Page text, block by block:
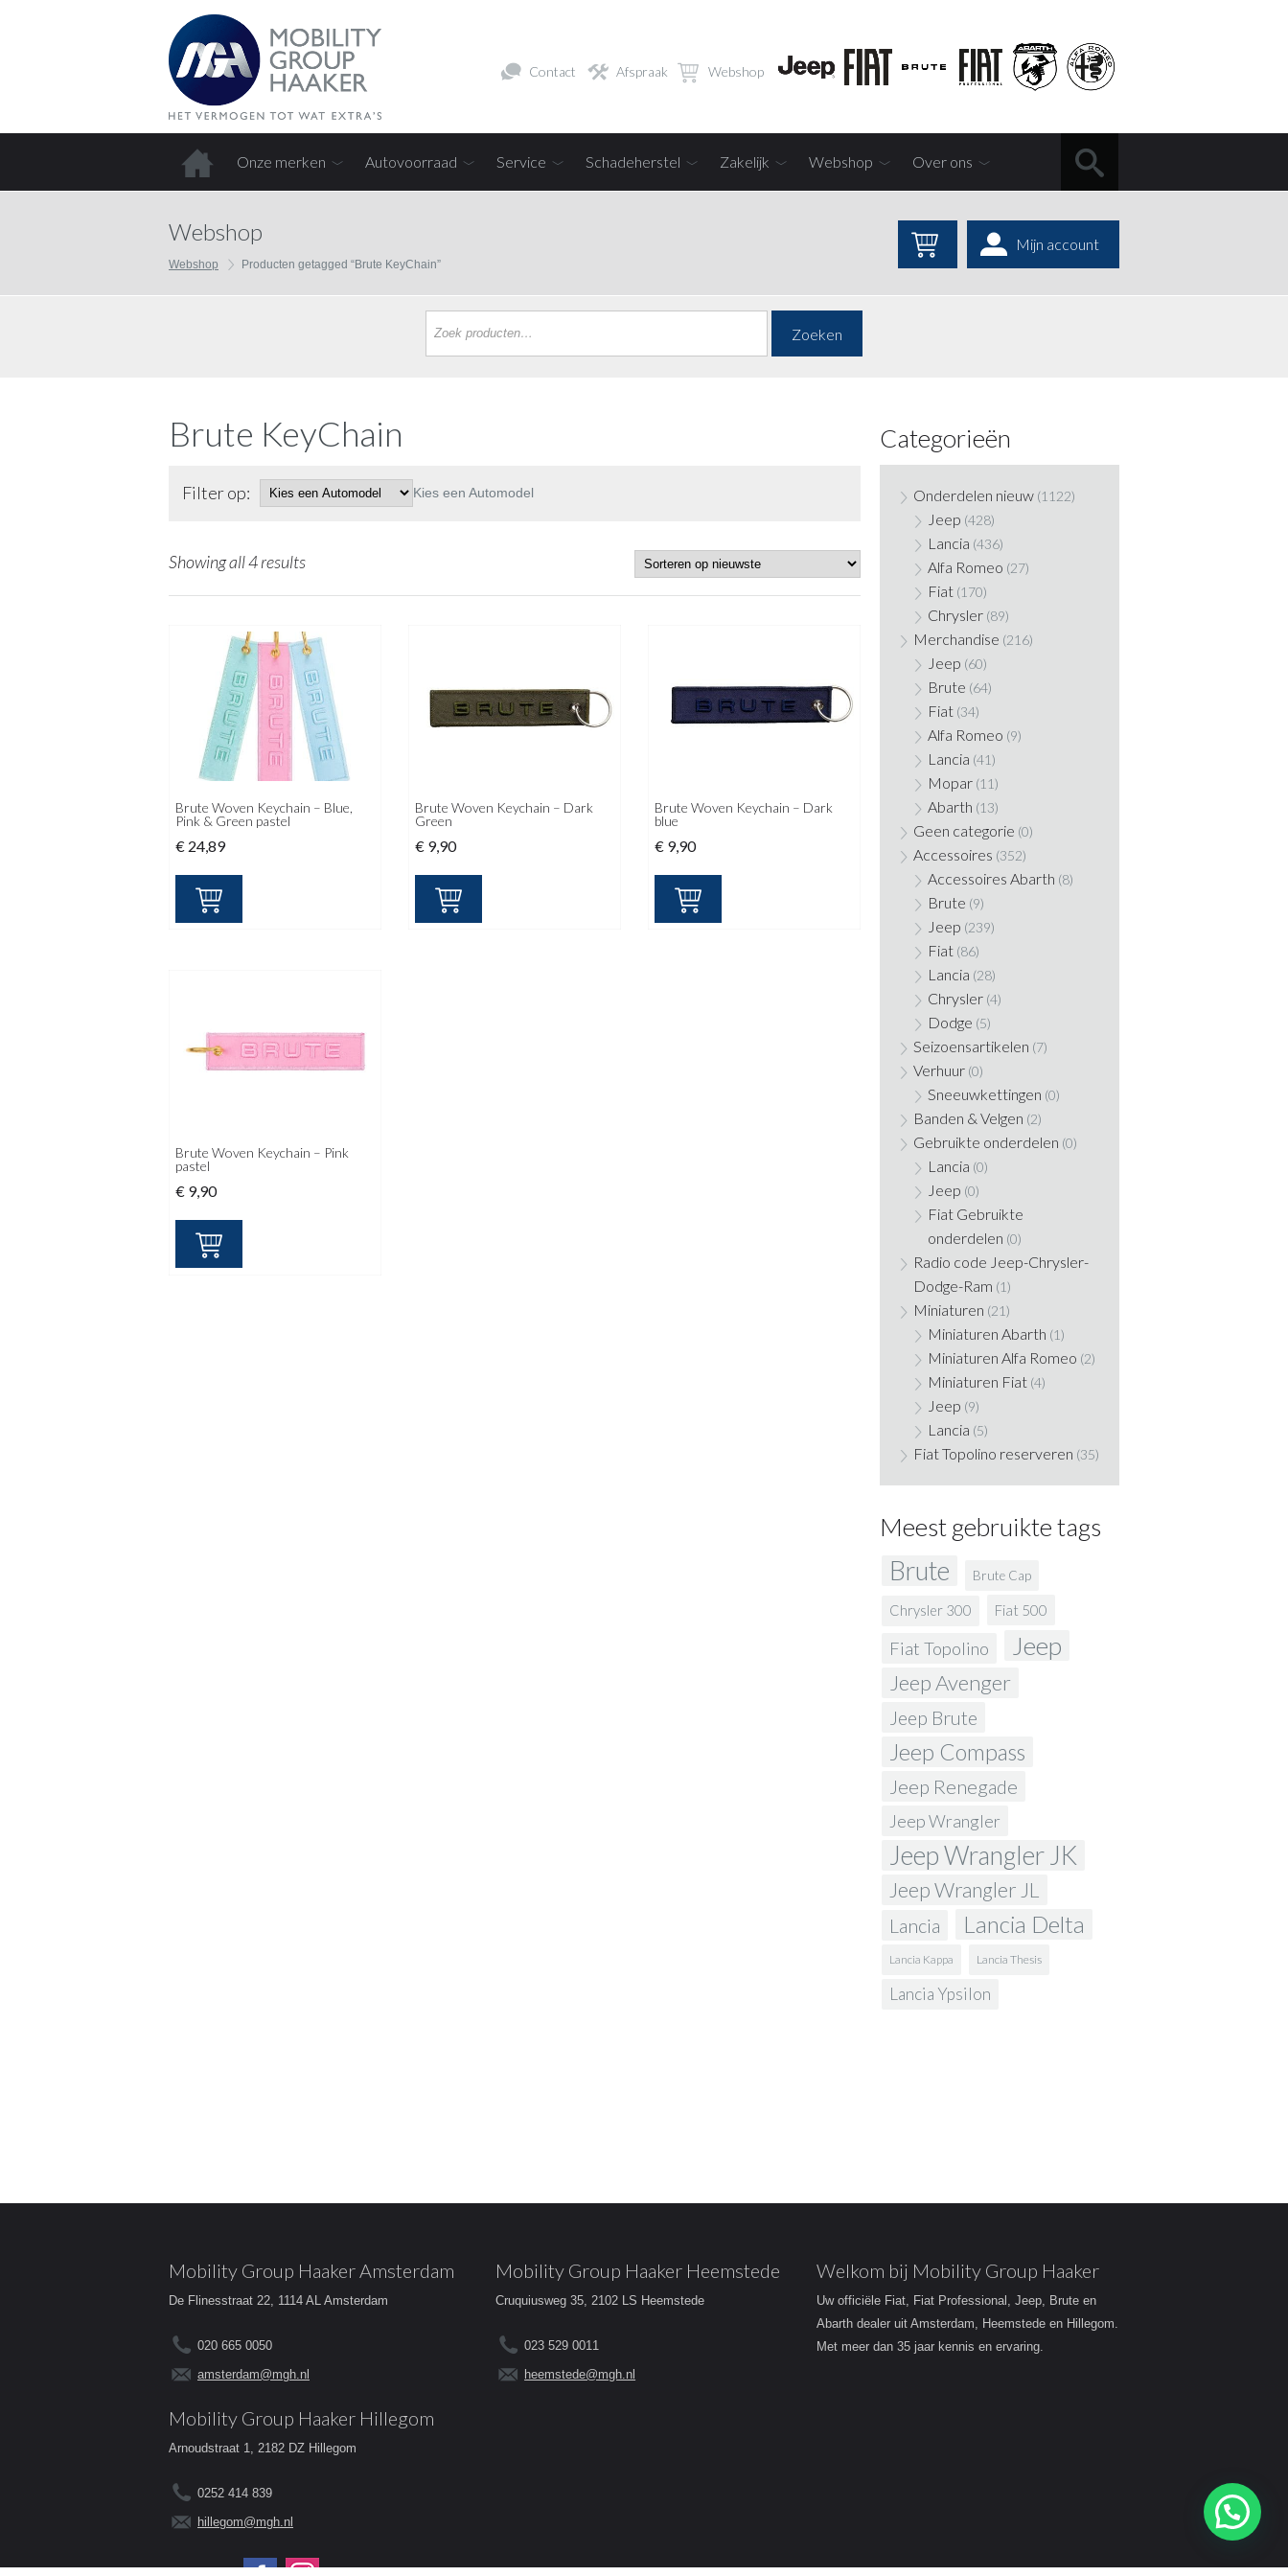
Contact Afspraak Webshop
Onze merken Autovoorraad Service Schadeherstel Zakelijk Webshop Over ons
Webshop
Webshop Producten getagged “Brute KeyChain”
Mijn account
Zoeken
Brute KeyChain
Filter op: Kies een Automodel
Showing all 4 results
Brute Woven Keychain – Blue,
Pink & Green pastel
€ 24,89
Brute Woven Keychain – Dark
Green
€ 9,90
Brute Woven Keychain – Dark
blue
€9,90
Brute Woven Keychain – Pink
pastel
€ 9,90
Categorieën
Onderdelen nieuw (1122)
Jeep (428)
Lancia (436)
Alfa Romeo (27)
Fiat (170)
Chrysler (89)
Merchandise (216)
Jeep (60)
Brute (64)
Fiat (34)
Alfa Romeo (9)
Lancia (41)
Mopar (11)
Abarth (13)
Geen categorie (0)
Accessoires (352)
Accessoires Abarth (8)
Brute (9)
Jeep (239)
Fiat (86)
Lancia (28)
Chrysler (4)
Dodge (5)
Seizoensartikelen (7)
Verhuur (0)
Sneeuwkettingen (0)
Banden & Velgen (2)
Gebruikte onderdelen (0)
Lancia (0)
Jeep (0)
Fiat Gebruikte
onderdelen (0)
Radio code Jeep-Chrysler-
Dodge-Ram (1)
Miniaturen (21)
Miniaturen Abarth (1)
Miniaturen Alfa Romeo (2)
Miniaturen Fiat (4)
Jeep (9)
Lancia (5)
Fiat Topolino reserveren (35)
Meest gebruikte tags
Brute Brute Cap
Chrysler 300 Fiat 500
Fiat Topolino Jeep
Jeep Avenger
Jeep Brute
Jeep Compass
Jeep Renegade
Jeep Wrangler
Jeep Wrangler JK
Jeep Wrangler JL
Lancia Lancia Delta
Lancia Kappa Lancia Thesis
Lancia Ypsilon
Mobility Group Haaker Amsterdam
De Flinesstraat 22, 1114 AL Amsterdam
020 665 0050
amsterdam@mgh.nl
Mobility Group Haaker Heemstede
Cruquiusweg 35, 2102 LS Heemstede
023 529 0011
heemstede@mgh.nl
Mobility Group Haaker Hillegom
Arnoudstraat 1, 2182 DZ Hillegom
0252 414 839
hillegom@mgh.nl
Volg ons op:
Welkom bij Mobility Group Haaker
Uw officiële Fiat, Fiat Professional, Jeep, Brute en
Abarth dealer uit Amsterdam, Heemstede en Hillegom.
Met meer dan 35 jaar kennis en ervaring.